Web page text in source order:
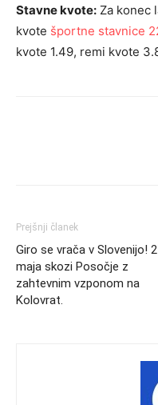
Stavne kvote: Za konec
kvote športne stavnice
kvote 1.49, remi kvote
Prejšnji članek
Giro se vrača v Slovenijo!
maja skozi Posočje z
zahtevnim vzponom na
Kolovrat.